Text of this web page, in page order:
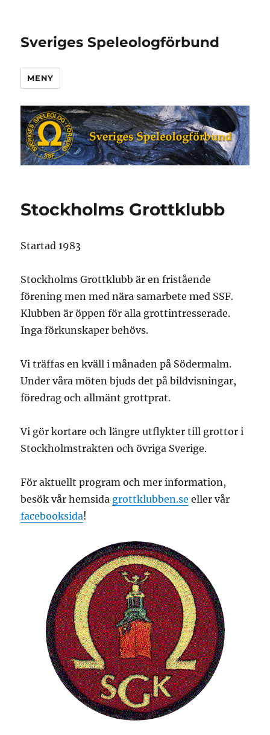
Sveriges Speleologförbund
MENY
Stockholms Grottklubb
Startad 1983
Stockholms Grottklubb är en fristående
förening men med nära samarbete med SSF.
Klubben är öppen för alla grottintresserade.
Inga förkunskaper behövs.
Vi träffas en kväll i månaden på Södermalm.
Under våra möten bjuds det på bildvisningar,
föredrag och allmänt grottprat.
Vi gör kortare och längre utflykter till grottor i
Stockholmstrakten och övriga Sverige.
För aktuellt program och mer information,
besök vår hemsida grottklubben.se eller vår
facebooksida!